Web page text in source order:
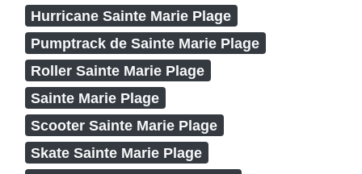
Hurricane Sainte Marie Plage
Pumptrack de Sainte Marie Plage
Roller Sainte Marie Plage
Sainte Marie Plage
Scooter Sainte Marie Plage
Skate Sainte Marie Plage